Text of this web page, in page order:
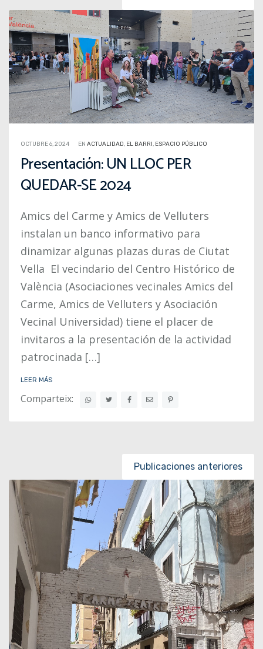
OCTUBRE 6, 2024 EN ACTUALIDAD, EL BARRI , ESPACIO PÚBLICO
Presentación: UN LLOC PER
QUEDAR-SE 2024
Amics del Carme y Amics de Velluters
instalan un banco informativo para
dinamizar algunas plazas duras de Ciutat
Vella El vecindario del Centro Histórico de
València (Asociaciones vecinales Amics del
Carme, Amics de Velluters y Asociación
Vecinal Universidad) tiene el placer de
invitaros a la presentación de la actividad
patrocinada […]
LEER MÁS
Comparteix:
Publicaciones anteriores